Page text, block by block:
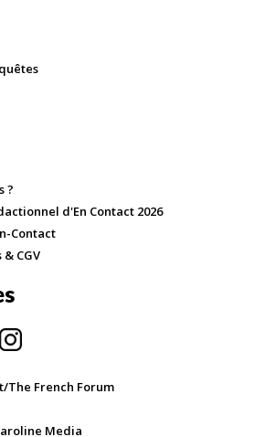
?
d'En Contact 2026
Contact
CGV
The French Forum
Media